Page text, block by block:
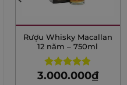
Rượu Whisky Macallan
12 năm – 750ml
Rated4.82
3.000.000₫